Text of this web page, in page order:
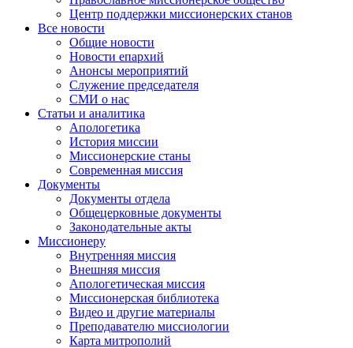
Центр поддержки миссионерских станов
Все новости
Общие новости
Новости епархий
Анонсы мероприятий
Служение председателя
СМИ о нас
Статьи и аналитика
Апологетика
История миссии
Миссионерские станы
Современная миссия
Документы
Документы отдела
Общецерковные документы
Законодательные акты
Миссионеру
Внутренняя миссия
Внешняя миссия
Апологетическая миссия
Миссионерская библиотека
Видео и другие материалы
Преподавателю миссиологии
Карта митрополий